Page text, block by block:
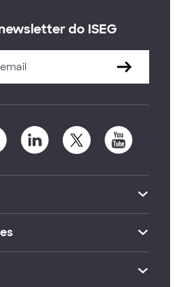
do ISEG